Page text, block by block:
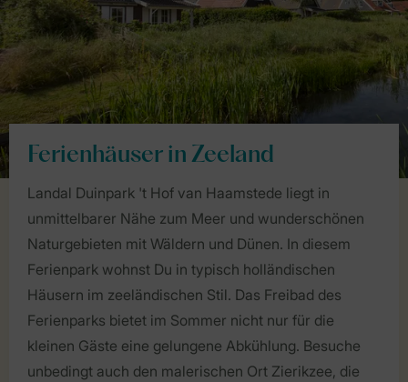
Ferienhäuser in Zeeland
Landal Duinpark 't Hof van Haamstede liegt in
unmittelbarer Nähe zum Meer und wunderschönen
Naturgebieten mit Wäldern und Dünen. In diesem
Ferienpark wohnst Du in typisch holländischen
Häusern im zeeländischen Stil. Das Freibad des
Ferienparks bietet im Sommer nicht nur für die
kleinen Gäste eine gelungene Abkühlung. Besuche
unbedingt auch den malerischen Ort Zierikzee, die